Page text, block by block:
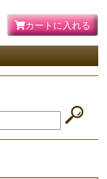
カートに入れる